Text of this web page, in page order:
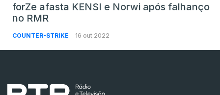
forZe afasta KENSI e Norwi após falhanço
no RMR
COUNTER-STRIKE 16 out 2022